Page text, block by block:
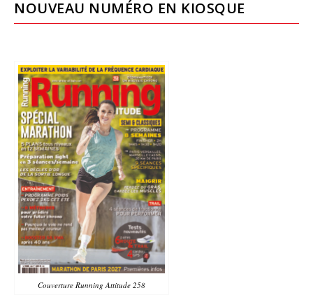
NOUVEAU NUMÉRO EN KIOSQUE
Couverture Running Attitude 258